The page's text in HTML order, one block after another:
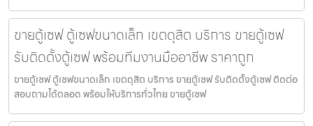
ขายตู้เซฟ ตู้เซฟขนาดเล็ก เขตดุสิต บริการ ขายตู้เซฟ
รับติดตั้งตู้เซฟ พร้อมทีมงานมืออาชีพ ราคาถูก
ขายตู้เซฟ ตู้เซฟขนาดเล็ก เขตดุสิต บริการ ขายตู้เซฟ รับติดตั้งตู้เซฟ ติดต่อ
สอบถามได้ตลอด พร้อมให้บริการทั่วไทย ขายตู้เซฟ